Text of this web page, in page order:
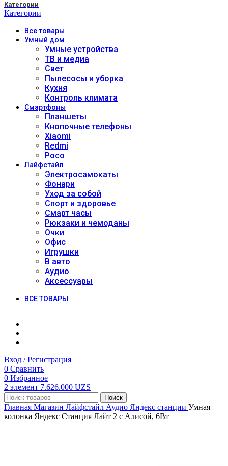
Категории
Категории
Всетовары
Умный дом
Умные устройства
ТВ и медиа
Свет
Пылесосы и уборка
Кухня
Контроль климата
Смартфоны
Планшеты
Кнопочные телефоны
Xiaomi
Redmi
Poco
Лайфстайл
Электросамокаты
Фонари
Уход за собой
Спорт и здоровье
Смарт часы
Рюкзаки и чемоданы
Очки
Офис
Игрушки
В авто
Аудио
Аксессуары
ВСЕ ТОВАРЫ
Вход / Регистрация
0 Сравнить
0 Избранное
2 элемент 7.626.000 UZS
Поиск
Главная Магазин Лайфстайл Аудио Яндекс станции Умная
колонка Яндекс Станция Лайт 2 с Алисой, 6Вт